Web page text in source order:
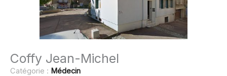
Coffy Jean-Michel
Catégorie : Médecin